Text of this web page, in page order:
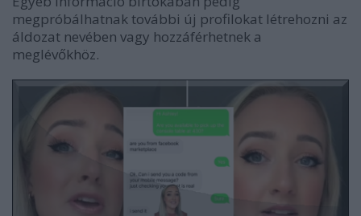
megpróbálhatnak további új profilokat létrehozni az
áldozat nevében vagy hozzáférhetnek a
meglévőkhöz.